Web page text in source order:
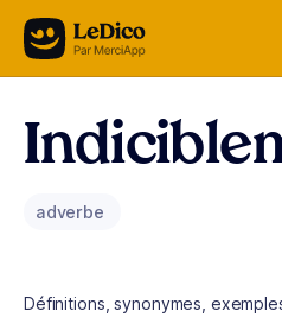
Aller au contenu
adverbe
Définitions, synonymes,